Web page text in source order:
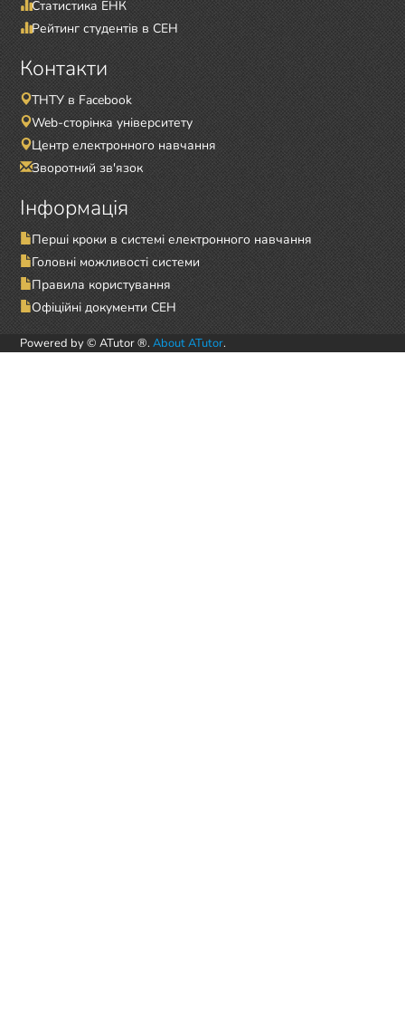
Статистика ЕНК
Рейтинг студентів в СЕН
Контакти
ТНТУ в Facebook
Web-сторінка університету
Центр електронного навчання
Зворотний зв'язок
Інформація
Перші кроки в системі електронного навчання
Головні можливості системи
Правила користування
Офіційні документи СЕН
Powered by © ATutor ®. About ATutor.